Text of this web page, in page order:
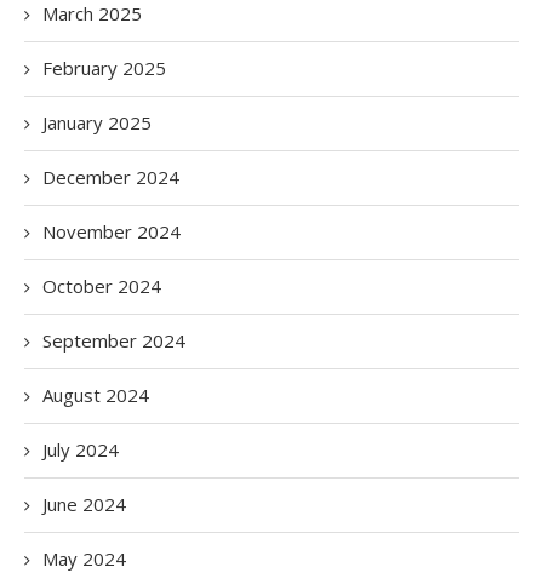
March 2025
February 2025
January 2025
December 2024
November 2024
October 2024
September 2024
August 2024
July 2024
June 2024
May 2024